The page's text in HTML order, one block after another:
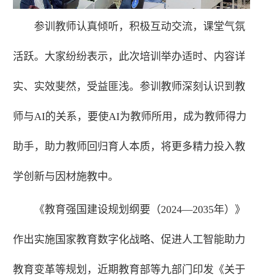
参训教师认真倾听，积极互动交流，课堂气氛
活跃。大家纷纷表示，此次培训举办适时、内容详
实、实效斐然，受益匪浅。参训教师深刻认识到教
师与AI的关系，要使AI为教师所用，成为教师得力
助手，助力教师回归育人本质，将更多精力投入教
学创新与因材施教中。
《教育强国建设规划纲要（2024—2035年）》
作出实施国家教育数字化战略、促进人工智能助力
教育变革等规划，近期教育部等九部门印发《关于